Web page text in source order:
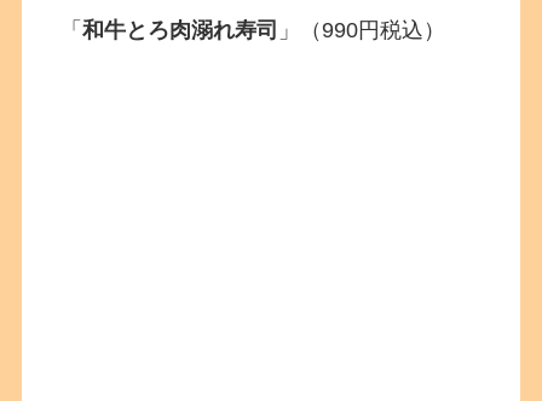
「和牛とろ肉溺れ寿司 」（990円税込）